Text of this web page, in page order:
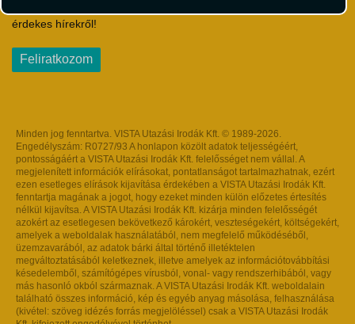
érdekes hírekről!
Feliratkozom
Minden jog fenntartva. VISTA Utazási Irodák Kft. © 1989-2026.
Engedélyszám: R0727/93 A honlapon közölt adatok teljességéért,
pontosságáért a VISTA Utazási Irodák Kft. felelősséget nem vállal. A
megjelenített információk elírásokat, pontatlanságot tartalmazhatnak, ezért
ezen esetleges elírások kijavítása érdekében a VISTA Utazási Irodák Kft.
fenntartja magának a jogot, hogy ezeket minden külön előzetes értesítés
nélkül kijavítsa. A VISTA Utazási Irodák Kft. kizárja minden felelősségét
azokért az esetlegesen bekövetkező károkért, veszteségekért, költségekért,
amelyek a weboldalak használatából, nem megfelelő működéséből,
üzemzavarából, az adatok bárki által történő illetéktelen
megváltoztatásából keletkeznek, illetve amelyek az információtovábbítási
késedelemből, számítógépes vírusból, vonal- vagy rendszerhibából, vagy
más hasonló okból származnak. A VISTA Utazási Irodák Kft. weboldalain
található összes információ, kép és egyéb anyag másolása, felhasználása
(kivétel: szöveg idézés forrás megjelöléssel) csak a VISTA Utazási Irodák